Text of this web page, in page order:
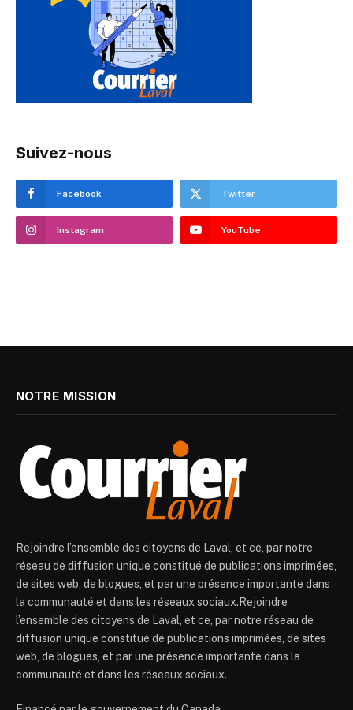
Suivez-nous
Facebook Twitter
Instagram YouTube
NOTRE MISSION
Rejoindre l’ensemble des citoyens de Laval, et ce, par notre
réseau de diffusion unique constitué de publications imprimées,
de sites web, de blogues, et par une présence importante dans
la communauté et dans les réseaux sociaux.Rejoindre
l’ensemble des citoyens de Laval, et ce, par notre réseau de
diffusion unique constitué de publications imprimées, de sites
web, de blogues, et par une présence importante dans la
communauté et dans les réseaux sociaux.